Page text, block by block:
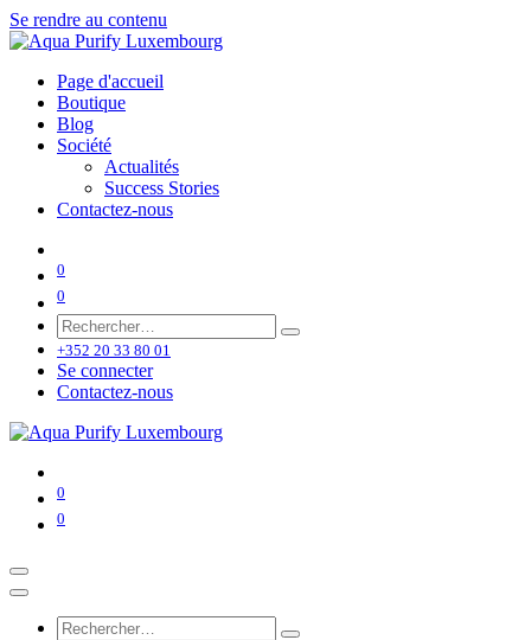
Se rendre au contenu
Page d'accueil
Boutique
Blog
Société
Actualités
Success Stories
Contactez-nous
0
0
+352 20 33 80 01
Se connecter
Contactez-nous
0
0